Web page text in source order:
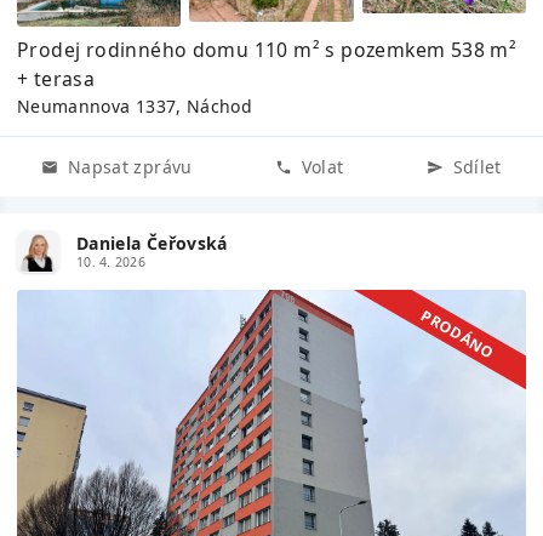
Prodej rodinného domu 110 m² s pozemkem 538 m²
+ terasa
Neumannova 1337, Náchod
Napsat zprávu Volat Sdílet
Daniela Čeřovská
10. 4. 2026
PRODÁNO